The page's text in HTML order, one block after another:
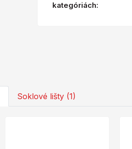
kategóriách:
Soklové lišty (1)